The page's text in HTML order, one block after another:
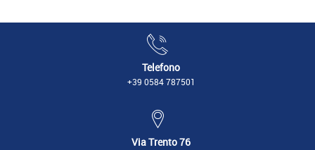
Telefono
+39 0584 787501
Via Trento 76